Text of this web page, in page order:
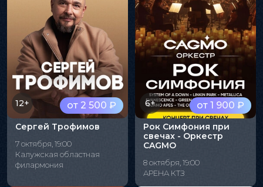
от 2 500 ₽
12+
Сергей Трофимов
7 октября, 19:00
Калужская областная
филармония
от 1 900 ₽
6+
Рок Симфония при
свечах - Оркестр
CAGMO
8 октября, 19:00
АРЕНА КТЗ